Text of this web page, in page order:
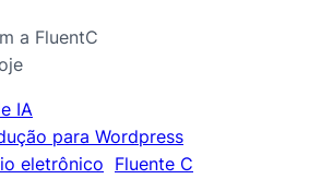
a FluentC
IA
para Wordpress
eletrônico Fluente C